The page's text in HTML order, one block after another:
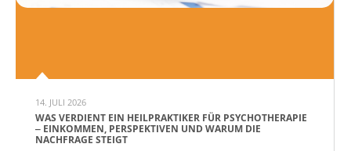
14. JULI 2026
WAS VERDIENT EIN HEILPRAKTIKER FÜR PSYCHOTHERAPIE
‒ EINKOMMEN, PERSPEKTIVEN UND WARUM DIE
NACHFRAGE STEIGT